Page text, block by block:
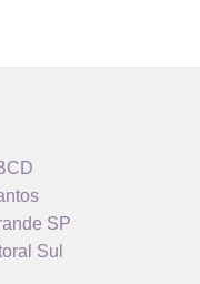
SP
Sul